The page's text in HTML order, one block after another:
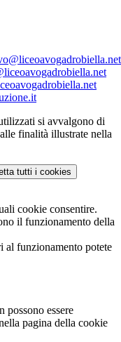
si avvalgono di
finalità illustrate nella
tutti i cookies
cookie consentire.
il funzionamento della
al funzionamento potete
possono essere
pagina della cookie